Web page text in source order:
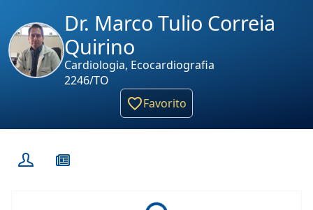
Dr. Marco Tulio Correia
Quirino
Cardiologia, Ecocardiografia
2246/TO
Favorito